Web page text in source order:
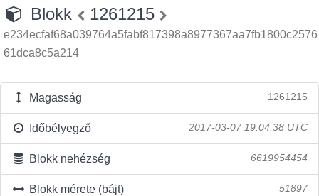
Blokk 1261215
e234ecfaf68a039764a5fabf817398a8977367aa7fb1800c2576
61dca8c5a214
Magasság 1261215
Időbélyegző 2017-03-07 19:04:38 UTC
Blokk nehézség 6619954454
Blokk mérete (bájt) 51897